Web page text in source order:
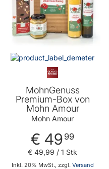
MohnGenuss
Premium-Box von
Mohn Amour
Mohn Amour
€ 49 99
Inkl. 20% MwSt., zzgl. Versand
€ 49,99 / 1 Stk